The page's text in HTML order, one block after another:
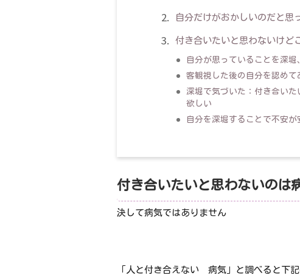
自分だけがおかしいのだと思
付き合いたいと思わないけど
自分が思っていることを深
客観視した後の自分を認めて
深堀で気づいた：付き合い
欲しい
自分を深堀することで不安が
付き合いたいと思わないのは
決して病気ではありません
「人と付き合えない 病気」と調べると下